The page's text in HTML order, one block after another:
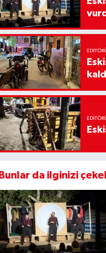
Bunlar da ilginizi